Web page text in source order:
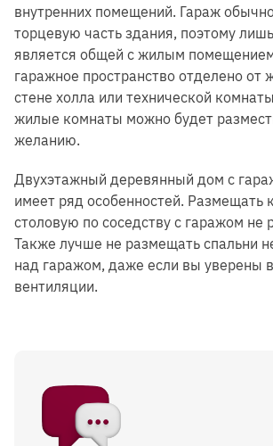
внутренних помещений. Гараж
торцевую часть здания, поэтому
является общей с жилым
гаражное пространство отделено от
стене холла или технической
жилые комнаты можно будет
желанию.
Двухэтажный деревянный дом с
имеет ряд особенностей. Размещать
столовую по соседству с гаражом не
Также лучше не размещать спальни
над гаражом, даже если вы уверены
вентиляции.